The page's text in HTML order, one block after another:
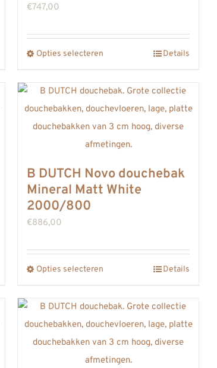
de
productpagina
€747,00
Opties selecteren
heeft
meerdere
variaties.
Deze
kan
de
productpagina
Details
B DUTCH Novo douchebak
Mineral Matt White
2000/800
€886,00
Opties selecteren
heeft
meerdere
variaties.
Deze
Details